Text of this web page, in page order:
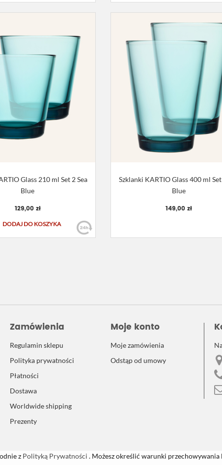
Glass 210 ml Set 2 Sea
Blue
129,00 zł
DODAJ DO KOSZYKA
Szklanki KARTIO Glass 400 ml Set
Blue
149,00 zł
Zamówienia
Regulamin sklepu
Polityka prywatności
Płatności
Dostawa
Worldwide shipping
Prezenty
Moje konto
Moje zamówienia
Odstąp od umowy
z Polityką Prywatności . Możesz określić warunki